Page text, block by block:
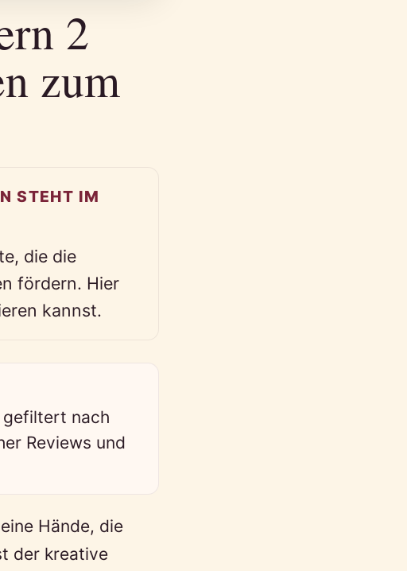
2
zum
STEHT IM
die die
fördern. Hier
kannst.
nach
Reviews und
Hände, die
der kreative